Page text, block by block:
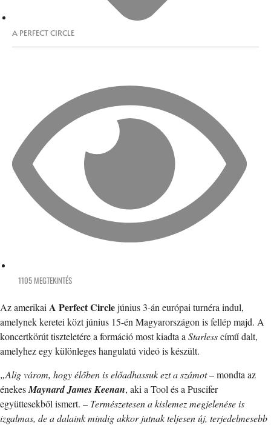
A PERFECT CIRCLE
1105 MEGTEKINTÉS
Az amerikai A Perfect Circlejúnius 3-án európai turnéra indul,
amelynek keretei közt június 15-én Magyarországon is fellép majd. A
koncertkörút tiszteletére a formáció most kiadta a Starlesscímű dalt,
amelyhez egy különleges hangulatú videó is készült.
„Alig várom, hogy élőben is előadhassuk ezt a számot– mondta az
énekesMaynard James Keenan, aki a Tool és a Puscifer
együttesekből ismert. – Természetesen a kislemez megjelenése is
izgalmas, de a dalaink mindig akkor jutnak teljesen új, terjedelmesebb